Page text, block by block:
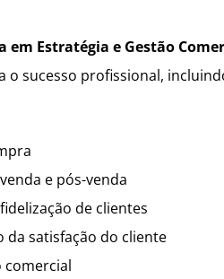
em Estratégia e Gestão
o sucesso profissional,
e pós-venda
de clientes
satisfação do cliente
comercial